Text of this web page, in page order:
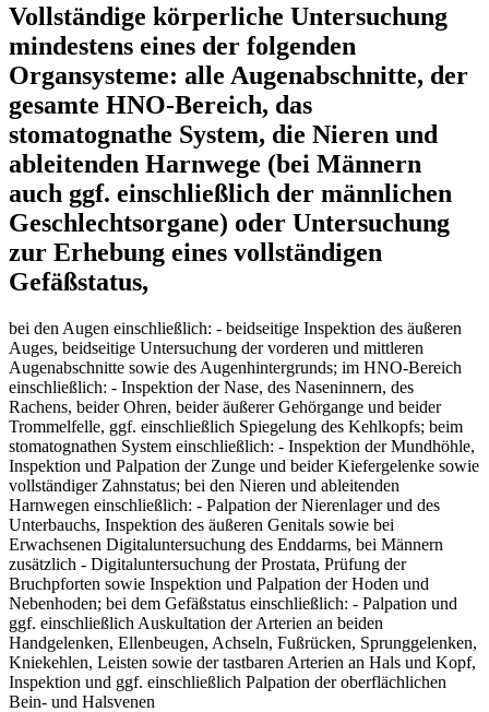
Vollständige körperliche Untersuchung
mindestens eines der folgenden
Organsysteme: alle Augenabschnitte, der
gesamte HNO-Bereich, das
stomatognathe System, die Nieren und
ableitenden Harnwege (bei Männern
auch ggf. einschließlich der männlichen
Geschlechtsorgane) oder Untersuchung
zur Erhebung eines vollständigen
Gefäßstatus,
bei den Augen einschließlich: - beidseitige Inspektion des äußeren
Auges, beidseitige Untersuchung der vorderen und mittleren
Augenabschnitte sowie des Augenhintergrunds; im HNO-Bereich
einschließlich: - Inspektion der Nase, des Naseninnern, des
Rachens, beider Ohren, beider äußerer Gehörgange und beider
Trommelfelle, ggf. einschließlich Spiegelung des Kehlkopfs; beim
stomatognathen System einschließlich: - Inspektion der Mundhöhle,
Inspektion und Palpation der Zunge und beider Kiefergelenke sowie
vollständiger Zahnstatus; bei den Nieren und ableitenden
Harnwegen einschließlich: - Palpation der Nierenlager und des
Unterbauchs, Inspektion des äußeren Genitals sowie bei
Erwachsenen Digitaluntersuchung des Enddarms, bei Männern
zusätzlich - Digitaluntersuchung der Prostata, Prüfung der
Bruchpforten sowie Inspektion und Palpation der Hoden und
Nebenhoden; bei dem Gefäßstatus einschließlich: - Palpation und
ggf. einschließlich Auskultation der Arterien an beiden
Handgelenken, Ellenbeugen, Achseln, Fußrücken, Sprunggelenken,
Kniekehlen, Leisten sowie der tastbaren Arterien an Hals und Kopf,
Inspektion und ggf. einschließlich Palpation der oberflächlichen
Bein- und Halsvenen